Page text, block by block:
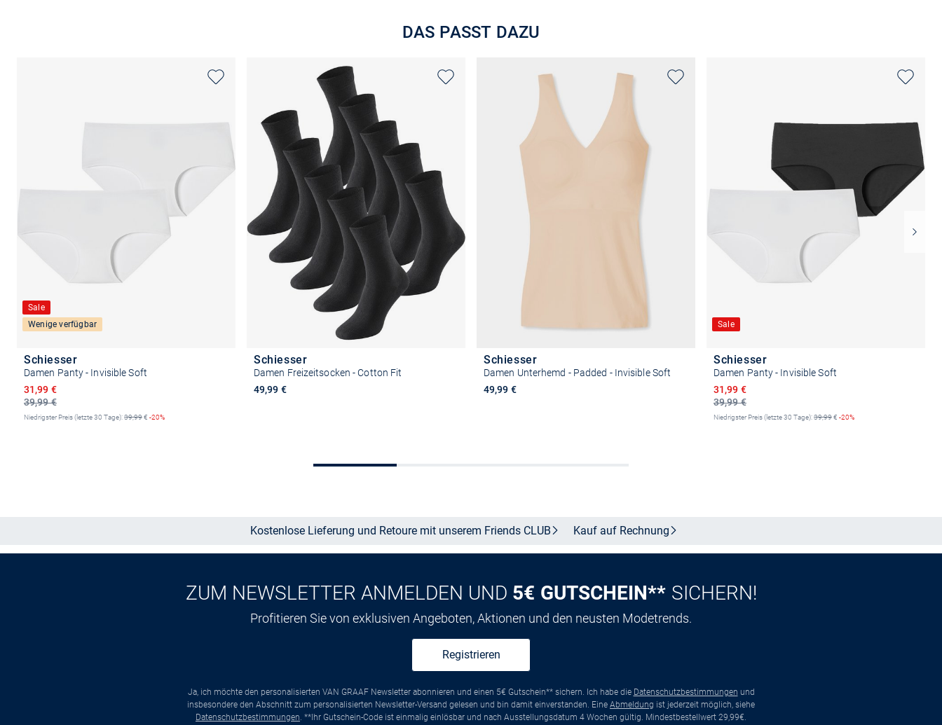
DAS PASST DAZU
Sale
Wenige verfügbar
Schiesser
Damen Panty - Invisible Soft
39,99 €
Ermäßigter Preis
31,99 €
Niedrigster Preis (letzte 30 Tage):39,99€ -20%
Schiesser
Damen Freizeitsocken - Cotton Fit
49,99 €
Größe auswählen
Schiesser
Damen Unterhemd - Padded - Invisible Soft
49,99 €
Sale
Schiesser
Damen Panty - Invisible Soft
39,99 €
Ermäßigter Preis
31,99 €
Niedrigster Preis (letzte 30 Tage):39,99€ -20%
Kostenlose Lieferung und Retoure mit unserem Friends CLUB Kauf auf Rechnung
ZUM NEWSLETTER ANMELDEN UND 5€ GUTSCHEIN** SICHERN!
Profitieren Sie von exklusiven Angeboten, Aktionen und den neusten Modetrends.
Registrieren
Ja, ich möchte den personalisierten VAN GRAAF Newsletter abonnieren und einen 5€ Gutschein** sichern. Ich habe die Datenschutzbestimmungen und
insbesondere den Abschnitt zum personalisierten Newsletter-Versand gelesen und bin damit einverstanden. Eine Abmeldung ist jederzeit möglich, siehe
Datenschutzbestimmungen . **Ihr Gutschein-Code ist einmalig einlösbar und nach Ausstellungsdatum 4 Wochen gültig. Mindestbestellwert 29,99€.